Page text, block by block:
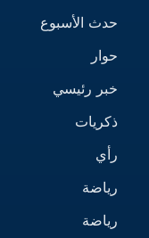
حدث الأسبوع
حوار
خبر رئيسي
ذكريات
رأي
رياضة
رياضة